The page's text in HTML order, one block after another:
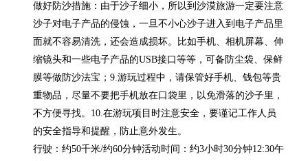
做好防沙措施：由于沙子细小，所以到沙漠旅游一定要注意
沙子对电子产品的侵蚀，一旦不小心沙子进入到电子产品里
面就不容易清洗，还会造成损坏。比如手机、相机屏幕、伸
缩镜头和一些电子产品的USB接口等等，可备防尘袋、保鲜
膜等做防沙法宝；9.游玩过程中，请保管好手机、钱包等贵
重物品，尽量不要把手机放在口袋里，以免滑落的沙子里，
不方便寻找。10.在游玩项目时注意安全，要谨记工作人员
的安全指导和提醒，防止意外发生。
行驶：约50千米/约60分钟活动时间：约3小时30分钟12:30午